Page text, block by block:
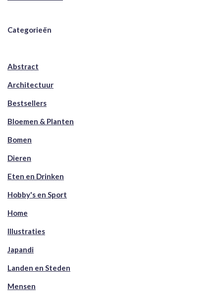
Categorieën
Abstract
Architectuur
Bestsellers
Bloemen & Planten
Bomen
Dieren
Eten en Drinken
Hobby's en Sport
Home
Illustraties
Japandi
Landen en Steden
Mensen